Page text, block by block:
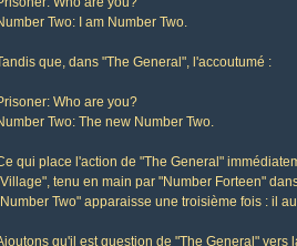
Two: I am Number Two.
que, dans "The General", l'accoutumé :
Who are you?
Two: The new Number Two.
qui place l'action de "The General"
tenu en main par "Number Forteen"
Two" apparaisse une troisième fois : il
qu'il est question de "The General" vers